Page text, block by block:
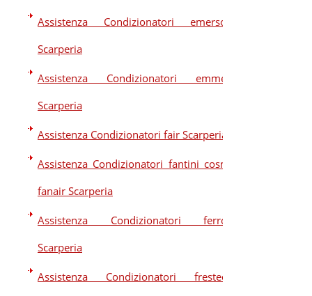
Assistenza Condizionatori emerson
Scarperia
Assistenza Condizionatori emmeti
Scarperia
Assistenza Condizionatori fair Scarperia
Assistenza Condizionatori fantini cosmi
fanair Scarperia
Assistenza Condizionatori ferroli
Scarperia
Assistenza Condizionatori frestech